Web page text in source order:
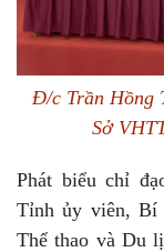
Đ/c Trần Hồng
Sở
Phát biểu chỉ
Tỉnh ủy viên, Bí
Thể thao và Du